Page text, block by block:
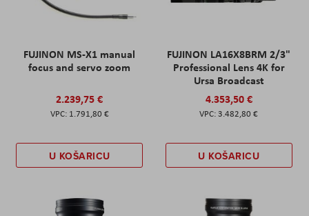
FUJINON MS-X1 manual
focus and servo zoom
2.239,75 €
1.791,80 €
U KOŠARICU
FUJINON LA16X8BRM 2/3"
Professional Lens 4K for
Ursa Broadcast
4.353,50 €
3.482,80 €
U KOŠARICU